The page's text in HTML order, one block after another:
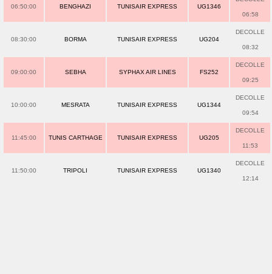
06:50:00 BENGHAZI TUNISAIR EXPRESS UG1346
06:58
08:30:00 BORMA TUNISAIR EXPRESS UG204
DECOLLE
08:32
09:00:00 SEBHA SYPHAX AIR LINES FS252
DECOLLE
09:25
10:00:00 MESRATA TUNISAIR EXPRESS UG1344
DECOLLE
09:54
11:45:00 TUNIS CARTHAGE TUNISAIR EXPRESS UG205
DECOLLE
11:53
11:50:00 TRIPOLI TUNISAIR EXPRESS UG1340
DECOLLE
12:14